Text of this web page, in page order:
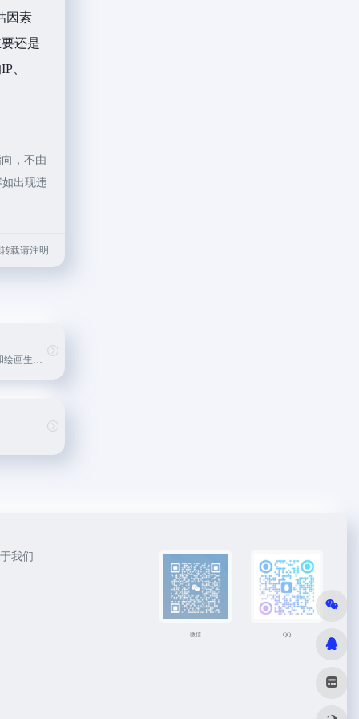
因素
还是
、
，不由
出现违
载请注明
360推出的AI图片和绘画生成工具
我们
微信 QQ